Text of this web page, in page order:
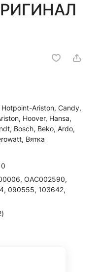
Ariston, Candy,
Hoover, Hansa,
Bosch, Beko, Ardo,
Вятка
OAC002590,
090555, 103642,